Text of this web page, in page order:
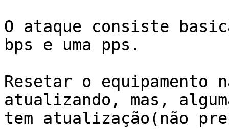
O ataque consiste
bps e uma pps.
Resetar o equipamento
atualizando, mas,
tem atualização(não